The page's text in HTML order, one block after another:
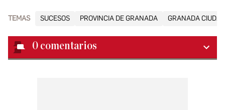
TEMAS SUCESOS PROVINCIA DE GRANADA GRANADA CIUDAD
0 comentarios